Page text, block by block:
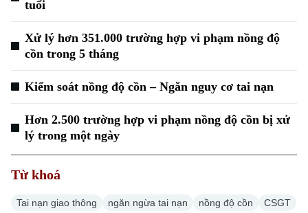
Xu hướng
tuổi
Xử lý hơn 351.000 trường hợp vi phạm nồng độ
cồn trong 5 tháng
Kiểm soát nồng độ cồn – Ngăn nguy cơ tai nạn
Hơn 2.500 trường hợp vi phạm nồng độ cồn bị xử
lý trong một ngày
Từ khoá
Tai nạn giao thông ngăn ngừa tai nạn nồng độ cồn CSGT